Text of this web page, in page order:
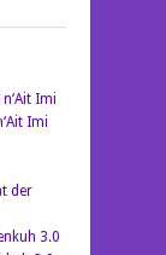
Imi
Imi
der
3.0